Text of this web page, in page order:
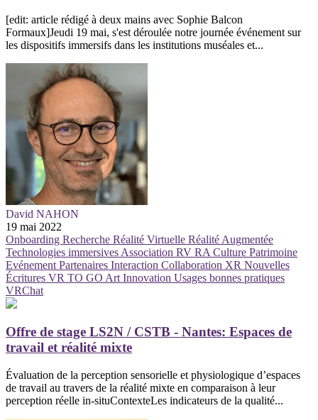
[edit: article rédigé à deux mains avec Sophie Balcon
Formaux]Jeudi 19 mai, s'est déroulée notre journée événement sur
les dispositifs immersifs dans les institutions muséales et...
David NAHON
19 mai 2022
Onboarding Recherche Réalité Virtuelle Réalité Augmentée
Technologies immersives Association RV RA Culture Patrimoine
Evénement Partenaires Interaction Collaboration XR Nouvelles
Écritures VR TO GO Art Innovation Usages bonnes pratiques
VRChat
Offre de stage LS2N / CSTB - Nantes: Espaces de
travail et réalité mixte
Évaluation de la perception sensorielle et physiologique d’espaces
de travail au travers de la réalité mixte en comparaison à leur
perception réelle in-situContexteLes indicateurs de la qualité...